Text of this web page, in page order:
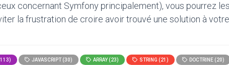
concernant Symfony principalement), vous pourrez
la frustration de croire avoir trouvé une solution à
JAVASCRIPT (30) ARRAY (23) STRING (21) DOCTRINE (20)